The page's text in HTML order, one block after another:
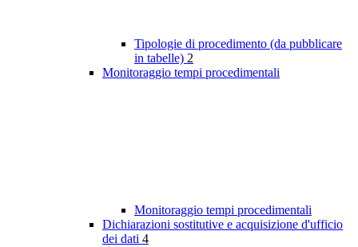
Tipologie di procedimento (da pubblicare
in tabelle) 2
Monitoraggio tempi procedimentali
Monitoraggio tempi procedimentali
Dichiarazioni sostitutive e acquisizione d'ufficio
dei dati 4